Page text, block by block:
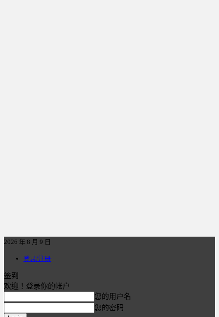
2026 年 8 月 9 日
登录/注册
签到
欢迎！登录你的帐户
您的用户名
您的密码